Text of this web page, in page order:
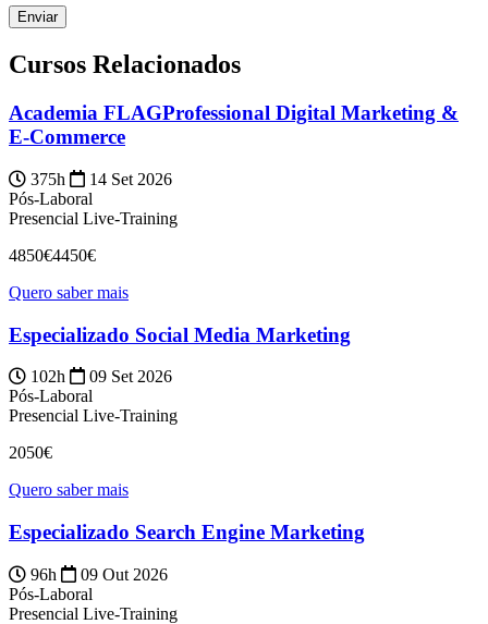
Cursos Relacionados
Academia FLAGProfessional Digital Marketing &
E-Commerce
375h
14 Set 2026
Pós-Laboral
Presencial Live-Training
4850€4450€
Quero saber mais
Especializado Social Media Marketing
102h
09 Set 2026
Pós-Laboral
Presencial Live-Training
2050€
Quero saber mais
Especializado Search Engine Marketing
96h
09 Out 2026
Pós-Laboral
Presencial Live-Training